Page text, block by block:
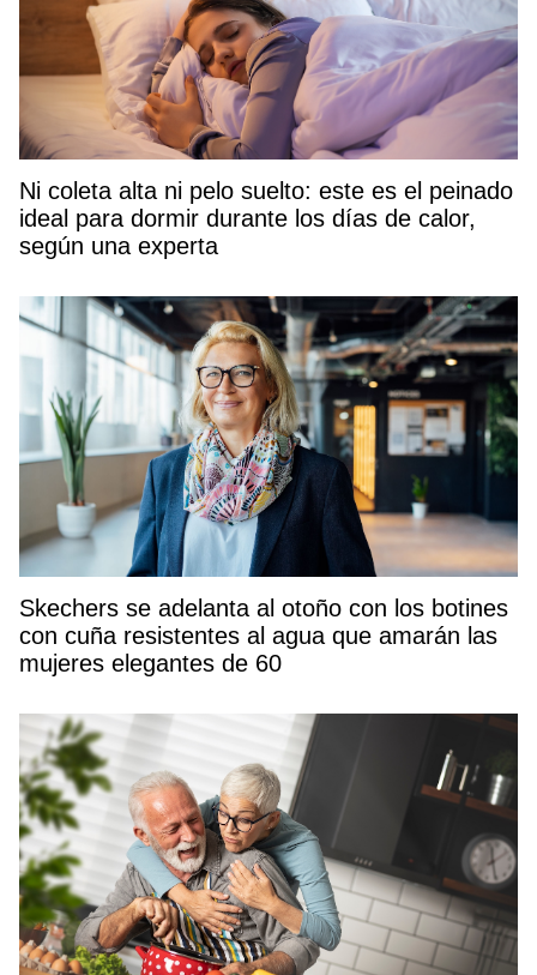
Ni coleta alta ni pelo suelto: este es el peinado
ideal para dormir durante los días de calor,
según una experta
Skechers se adelanta al otoño con los botines
con cuña resistentes al agua que amarán las
mujeres elegantes de 60